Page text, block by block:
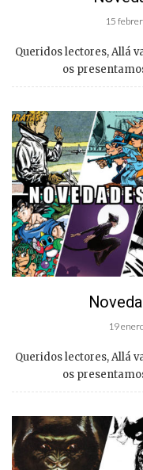
15
Queridos lectores, Allá
os
19
Queridos lectores, Allá
os